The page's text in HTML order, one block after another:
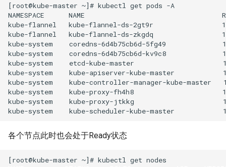
[root@kube-master ~]# kubectl get pods -A
NAMESPACE      NAME
kube-flannel   kube-flannel-ds-2gt9r
kube-flannel   kube-flannel-ds-zkgdq
kube-system    coredns-6d4b75cb6d-5fg49
kube-system    coredns-6d4b75cb6d-kv9c8
kube-system    etcd-kube-master
kube-system    kube-apiserver-kube-master
kube-system    kube-controller-manager-kube-
kube-system    kube-proxy-fh4h8
kube-system    kube-proxy-jtkkg
各个节点此时也会处于Ready状态
[root@kube-master ~]# kubectl get nodes